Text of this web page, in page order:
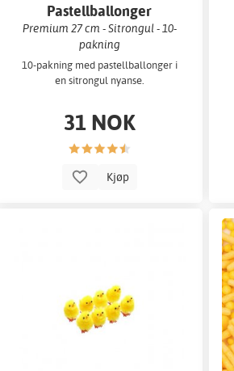
Pastellballonger
Premium 27 cm - Sitrongul - 10-
pakning
10-pakning med pastellballonger i
en sitrongul nyanse.
31 NOK
Kjøp